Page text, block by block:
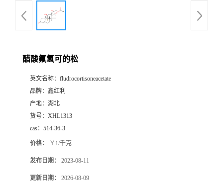
醋酸氟氢可的松
英文名称： fludrocortisoneacetate
品牌： 鑫红利
产地： 湖北
货号： XHL1313
cas： 514-36-3
价格： ￥1/千克
发布日期： 2023-08-11
更新日期： 2026-08-09